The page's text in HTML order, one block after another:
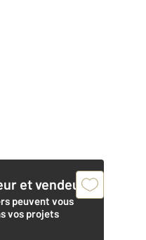
et vendeur,
peuvent vous
vos projets